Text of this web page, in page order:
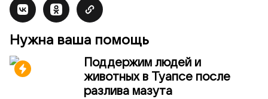
Нужна ваша помощь
Поддержим людей и
животных в Туапсе после
разлива мазута